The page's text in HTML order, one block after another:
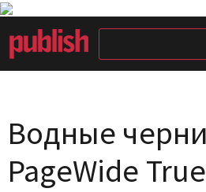
Водные
PageWide